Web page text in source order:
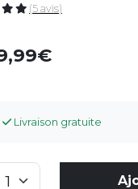
(5 avis)
Livraison gratuite